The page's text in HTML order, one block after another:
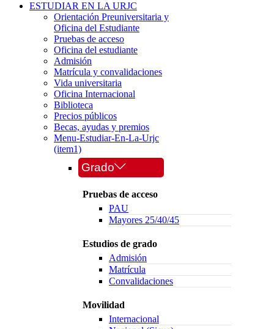
ESTUDIAR EN LA URJC
Orientación Preuniversitaria y
Oficina del Estudiante
Pruebas de acceso
Oficina del estudiante
Admisión
Matrícula y convalidaciones
Vida universitaria
Oficina Internacional
Biblioteca
Precios públicos
Becas, ayudas y premios
Menu-Estudiar-En-La-Urjc
(item1)
Grado
Pruebas de acceso
PAU
Mayores 25/40/45
Estudios de grado
Admisión
Matrícula
Convalidaciones
Movilidad
Internacional